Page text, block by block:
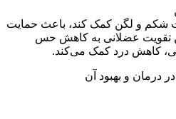
شکم و لگن کمک کند، باعث حمایت
تقویت عضلانی به کاهش حس
کاهش درد کمک می‌کند.